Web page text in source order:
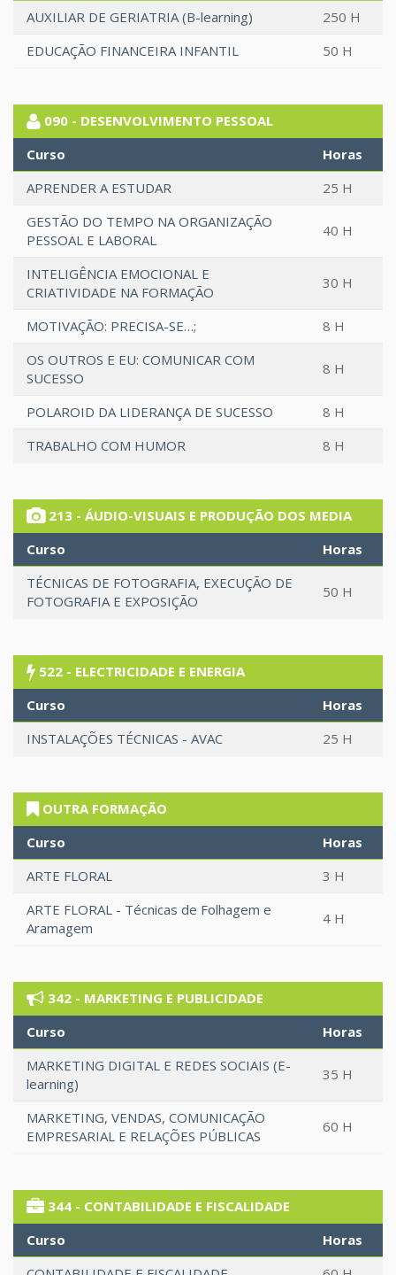
AUXILIAR DE GERIATRIA (B-learning)
250 H
EDUCAÇÃO FINANCEIRA INFANTIL
50 H
090 - DESENVOLVIMENTO PESSOAL
Curso
Horas
APRENDER A ESTUDAR
25 H
GESTÃO DO TEMPO NA ORGANIZAÇÃO
PESSOAL E LABORAL
40 H
INTELIGÊNCIA EMOCIONAL E
CRIATIVIDADE NA FORMAÇÃO
30 H
MOTIVAÇÃO: PRECISA-SE…;
8 H
OS OUTROS E EU: COMUNICAR COM
SUCESSO
8 H
POLAROID DA LIDERANÇA DE SUCESSO
8 H
TRABALHO COM HUMOR
8 H
213 - ÁUDIO-VISUAIS E PRODUÇÃO DOS MEDIA
Curso
Horas
TÉCNICAS DE FOTOGRAFIA, EXECUÇÃO DE
FOTOGRAFIA E EXPOSIÇÃO
50 H
522 - ELECTRICIDADE E ENERGIA
Curso
Horas
INSTALAÇÕES TÉCNICAS - AVAC
25 H
OUTRA FORMAÇÃO
Curso
Horas
ARTE FLORAL
3 H
ARTE FLORAL - Técnicas de Folhagem e
Aramagem
4 H
342 - MARKETING E PUBLICIDADE
Curso
Horas
MARKETING DIGITAL E REDES SOCIAIS (E-
learning)
35 H
MARKETING, VENDAS, COMUNICAÇÃO
EMPRESARIAL E RELAÇÕES PÚBLICAS
60 H
344 - CONTABILIDADE E FISCALIDADE
Curso
Horas